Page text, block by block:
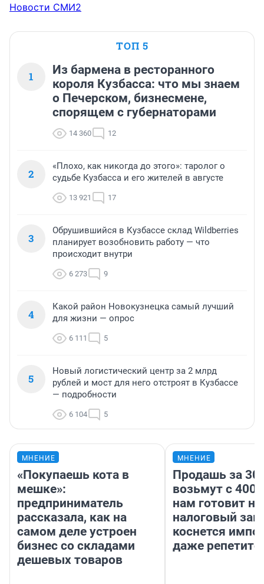
Новости СМИ2
ТОП 5
1
Из бармена в ресторанного
короля Кузбасса: что мы знаем
о Печерском, бизнесмене,
спорящем с губернаторами
14 360 12
2
«Плохо, как никогда до этого»: таролог о
судьбе Кузбасса и его жителей в августе
13 921 17
3
Обрушившийся в Кузбассе склад Wildberries
планирует возобновить работу — что
происходит внутри
6 273 9
4
Какой район Новокузнецка самый лучший
для жизни — опрос
6 111 5
5
Новый логистический центр за 2 млрд
рублей и мост для него отстроят в Кузбассе
— подробности
6 104 5
МНЕНИЕ
«Покупаешь кота в
мешке»:
предприниматель
рассказала, как на
самом деле устроен
бизнес со складами
дешевых товаров
МНЕНИЕ
Продашь за
возьмут с
нам готовит
налоговый
коснется
даже